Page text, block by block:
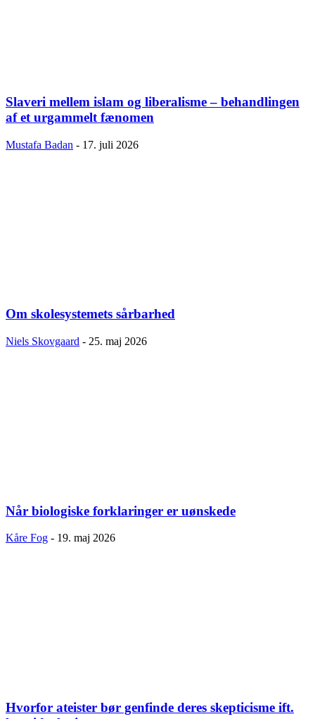
Slaveri mellem islam og liberalisme – behandlingen
af et urgammelt fænomen
Mustafa Badan - 17. juli 2026
Om skolesystemets sårbarhed
Niels Skovgaard - 25. maj 2026
Når biologiske forklaringer er uønskede
Kåre Fog - 19. maj 2026
Hvorfor ateister bør genfinde deres skepticisme ift.